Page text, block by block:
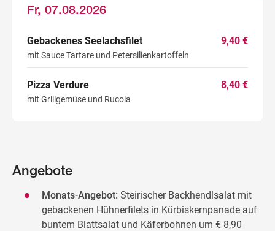
Fr, 07.08.2026
Gebackenes Seelachsfilet
mit Sauce Tartare und Petersilienkartoffeln
9,40 €
Pizza Verdure
mit Grillgemüse und Rucola
8,40 €
Angebote
Monats-Angebot: Steirischer Backhendlsalat mit
gebackenen Hühnerfilets in Kürbiskernpanade auf
buntem Blattsalat und Käferbohnen um € 8,90